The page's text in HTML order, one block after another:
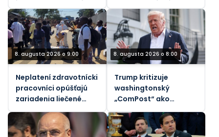
8. augusta 2026 o 9:00
Neplatení zdravotnícki
pracovníci opúšťajú
zariadenia liečené
ebolou v Konžskej
demokratickej
republike
8. augusta 2026 o 8:00
Trump kritizuje
washingtonský
„ComPost“ ako
„zradný“